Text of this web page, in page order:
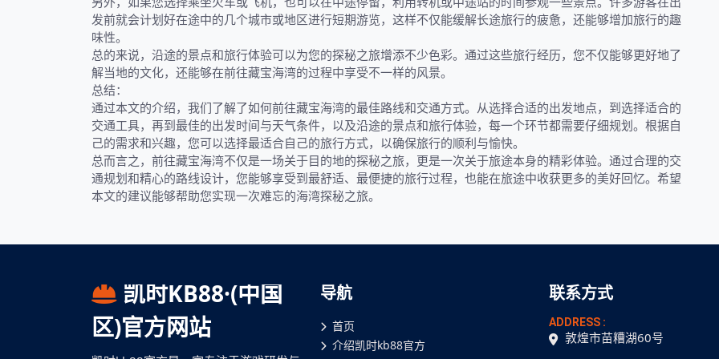
发前就会计划好在途中的几个城市或地区进行短期游览，这样不仅能缓解长途旅行的疲惫，还能够增加旅行的趣
味性。
总的来说，沿途的景点和旅行体验可以为您的探秘之旅增添不少色彩。通过这些旅行经历，您不仅能够更好地了
解当地的文化，还能够在前往藏宝海湾的过程中享受不一样的风景。
总结：
通过本文的介绍，我们了解了如何前往藏宝海湾的最佳路线和交通方式。从选择合适的出发地点，到选择适合的
交通工具，再到最佳的出发时间与天气条件，以及沿途的景点和旅行体验，每一个环节都需要仔细规划。根据自
己的需求和兴趣，您可以选择最适合自己的旅行方式，以确保旅行的顺利与愉快。
总而言之，前往藏宝海湾不仅是一场关于目的地的探秘之旅，更是一次关于旅途本身的精彩体验。通过合理的交
通规划和精心的路线设计，您能够享受到最舒适、最便捷的旅行过程，也能在旅途中收获更多的美好回忆。希望
本文的建议能够帮助您实现一次难忘的海湾探秘之旅。
凯时KB88·(中国
区)官方网站
导航
首页
介绍凯时kb88官方
联系方式
ADDRESS :
敦煌市苗糟湖60号